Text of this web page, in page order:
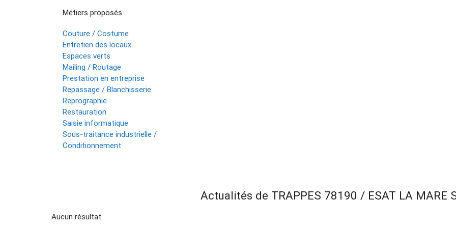
Métiers proposés
Couture / Costume
Entretien des locaux
Espaces verts
Mailing / Routage
Prestation en entreprise
Repassage / Blanchisserie
Reprographie
Restauration
Saisie informatique
Sous-traitance industrielle /
Conditionnement
Actualités de TRAPPES 78190 / ESAT LA MARE
Aucun résultat.